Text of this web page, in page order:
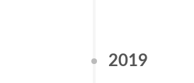
2019